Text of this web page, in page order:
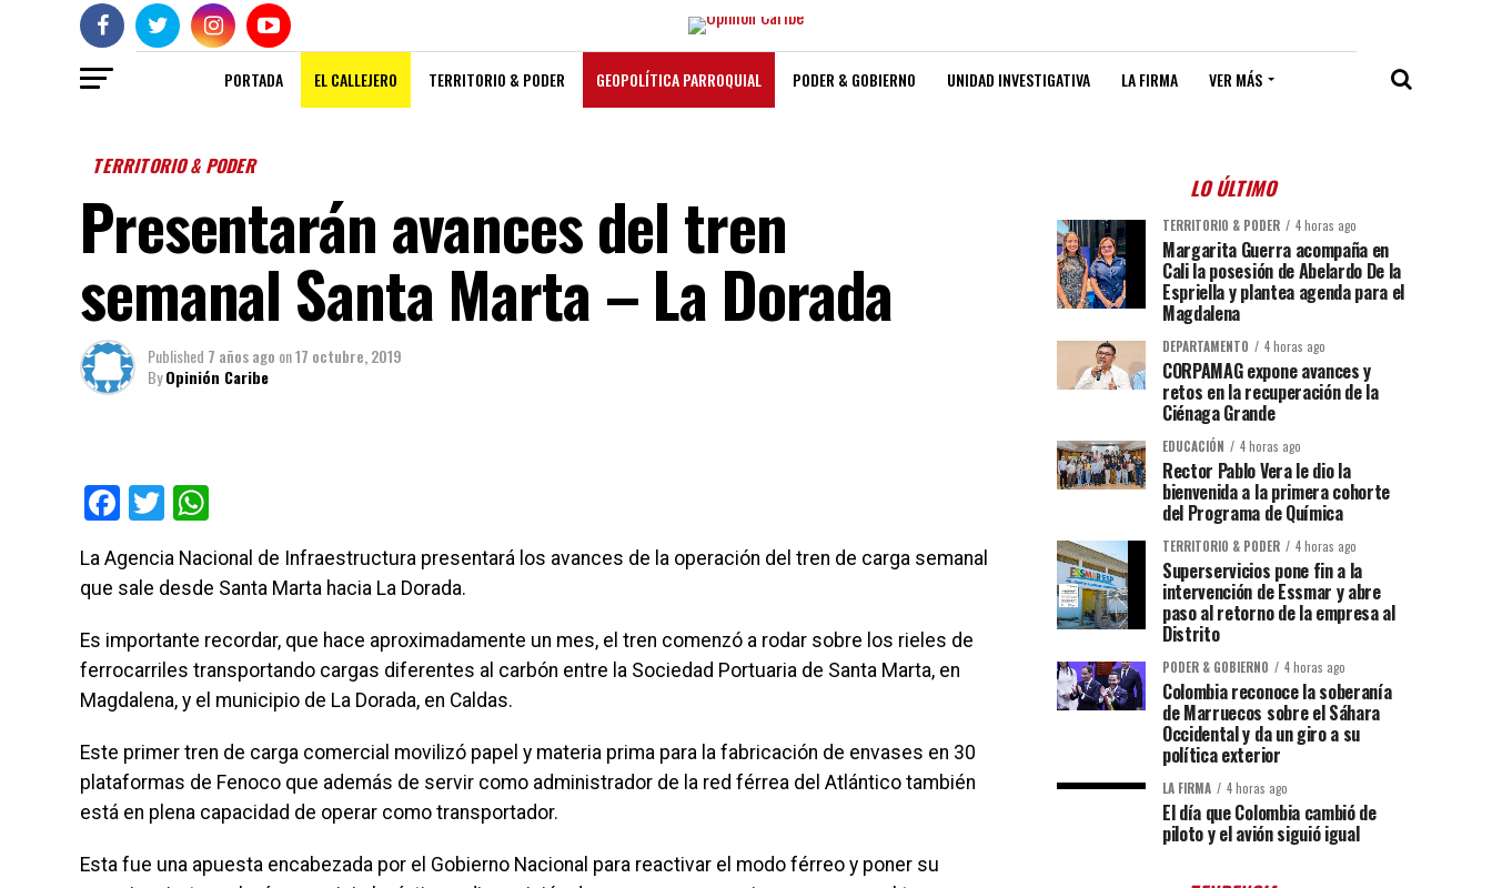
PORTADA EL CALLEJERO TERRITORIO & PODER GEOPOLÍTICA PARROQUIAL PODER & GOBIERNO UNIDAD INVESTIGATIVA LA FIRMA VER MÁS
TERRITORIO & PODER
Presentarán avances del tren
semanal Santa Marta – La Dorada
Published 7 años ago on17 octubre, 2019
ByOpinión Caribe
Facebook
Twitter
La Agencia Nacional de Infraestructura presentará los avances de la operación del tren de carga semanal
que sale desde Santa Marta hacia La Dorada.
Es importante recordar, que hace aproximadamente un mes, el tren comenzó a rodar sobre los rieles de
ferrocarriles transportando cargas diferentes al carbón entre la Sociedad Portuaria de Santa Marta, en
Magdalena, y el municipio de La Dorada, en Caldas.
Este primer tren de carga comercial movilizó papel y materia prima para la fabricación de envases en 30
plataformas de Fenoco que además de servir como administrador de la red férrea del Atlántico también
está en plena capacidad de operar como transportador.
Esta fue una apuesta encabezada por el Gobierno Nacional para reactivar el modo férreo y poner su
LO ÚLTIMO
TERRITORIO & PODER 4 horas ago
Margarita Guerra acompaña en
Cali la posesión de Abelardo De la
Espriella y plantea agenda para el
Magdalena
DEPARTAMENTO 4 horas ago
CORPAMAG expone avances y
retos en la recuperación de la
Ciénaga Grande
EDUCACIÓN 4 horas ago
Rector Pablo Vera le dio la
bienvenida a la primera cohorte
del Programa de Química
TERRITORIO & PODER 4 horas ago
Superservicios pone fin a la
intervención de Essmar y abre
paso al retorno de la empresa al
Distrito
PODER & GOBIERNO 4 horas ago
Colombia reconoce la soberanía
de Marruecos sobre el Sáhara
Occidental y da un giro a su
política exterior
LA FIRMA 4 horas ago
El día que Colombia cambió de
piloto y el avión siguió igual